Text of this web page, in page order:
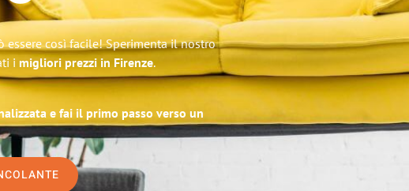
essere così facile! Sperimenta il nostro
i migliori prezzi in Firenze.
e fai il primo passo verso un